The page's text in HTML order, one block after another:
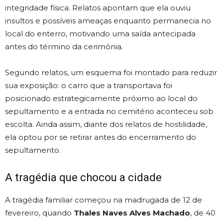
integridade física. Relatos apontam que ela ouviu
insultos e possíveis ameaças enquanto permanecia no
local do enterro, motivando uma saída antecipada
antes do término da cerimônia.
Segundo relatos, um esquema foi montado para reduzir
sua exposição: o carro que a transportava foi
posicionado estrategicamente próximo ao local do
sepultamento e a entrada no cemitério aconteceu sob
escolta. Ainda assim, diante dos relatos de hostilidade,
ela optou por se retirar antes do encerramento do
sepultamento.
A tragédia que chocou a cidade
A tragédia familiar começou na madrugada de 12 de
fevereiro, quando Thales Naves Alves Machado, de 40